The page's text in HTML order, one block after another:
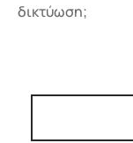
δικτύωση;